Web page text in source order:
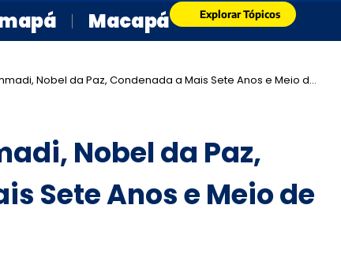
Macapá Explorar Tópicos
Nobel da Paz, Condenada a Mais Sete Anos e Meio de Prisão no Irã
Nobel da Paz,
Sete Anos e Meio de